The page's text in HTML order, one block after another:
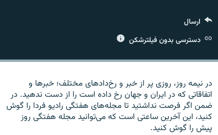
زبان‌های دیگر
ارسال
دسترسی بدون فیلترشکن
در نیمه روز، روزی پر از خبر و رخ‌دادهای مختلف؛ خبرها و
اتفاقاتی که در ایران و جهان رخ داده است را از دست ندهید. در
ضمن اگر فرصت نداشتید تا مجله‌های هفتگی رادیو فردا را گوش
کنید، این آخرین ساعتی است که می‌توانید مجله هفتگی روز
پیش را گوش کنید.